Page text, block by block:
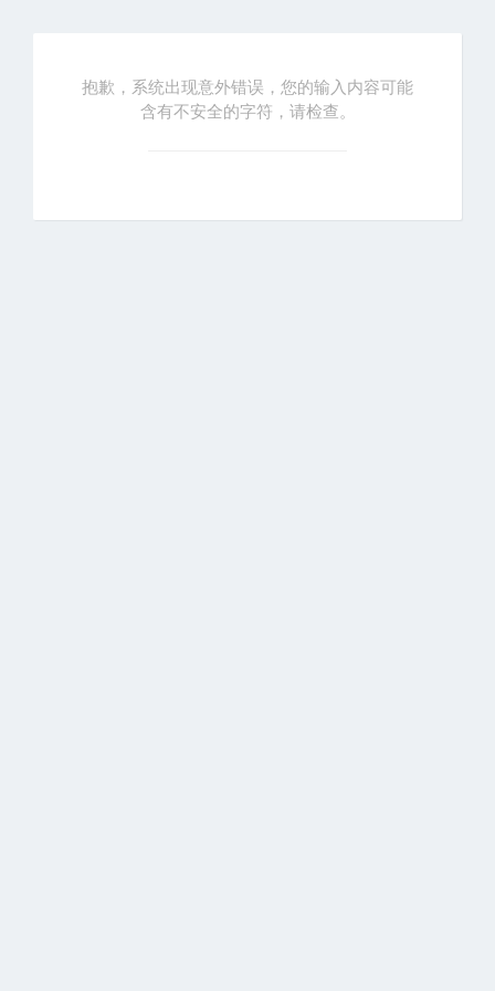
抱歉，系统出现意外错误，您的输入内容可能
含有不安全的字符，请检查。